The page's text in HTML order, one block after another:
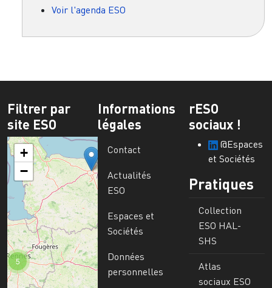
Voir l'agenda ESO
Filtrer par
site ESO
5
+
−
Informations
légales
Contact
Actualités
ESO
Espaces et
Sociétés
Données
personnelles
rESO
sociaux !
@Espaces
et Sociétés
Pratiques
Collection
ESO HAL-
SHS
Atlas
sociaux ESO